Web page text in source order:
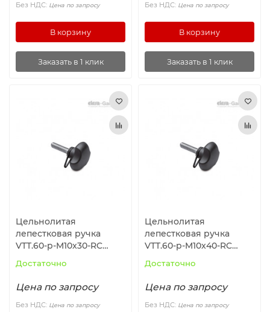
Без НДС: Цена по запросу
В корзину
Заказать в 1 клик
Без НДС: Цена по запросу
В корзину
Заказать в 1 клик
Цельнолитая
лепестковая ручка
VTT.60-p-M10x30-RC
Достаточно
Цена по запросу
Без НДС: Цена по запросу
Цельнолитая
лепестковая ручка
VTT.60-p-M10x40-RC
Достаточно
Цена по запросу
Без НДС: Цена по запросу